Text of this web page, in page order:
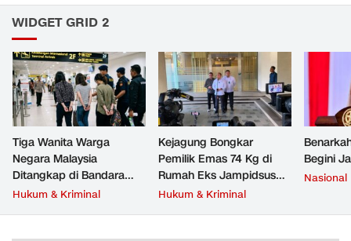
WIDGET GRID 2
Tiga Wanita Warga
Negara Malaysia
Ditangkap di Bandara
Soetta, Bawa Beragam
Hukum & Kriminal
Kejagung Bongkar
Pemilik Emas 74 Kg di
Rumah Eks Jampidsus
Febrie Adriansyah
Hukum & Kriminal
Begini
Nasional